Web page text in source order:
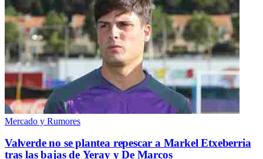
Mercado y Rumores
Valverde no se plantea repescar a Markel Etxeberria
tras las bajas de Yeray y De Marcos